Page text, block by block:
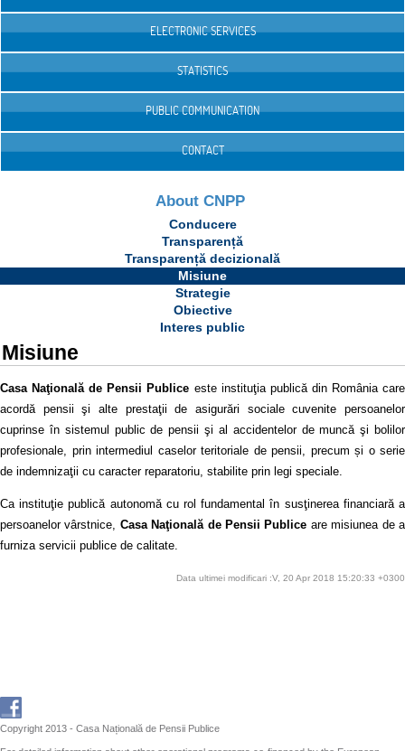
ELECTRONIC SERVICES
STATISTICS
PUBLIC COMMUNICATION
CONTACT
About CNPP
Conducere
Transparență
Transparență decizională
Misiune
Strategie
Obiective
Interes public
Misiune
Casa Naţională de Pensii Publice este instituţia publică din România care
acordă pensii şi alte prestaţii de asigurări sociale cuvenite persoanelor
cuprinse în sistemul public de pensii şi al accidentelor de muncă şi bolilor
profesionale, prin intermediul caselor teritoriale de pensii, precum și o serie
de indemnizaţii cu caracter reparatoriu, stabilite prin legi speciale.
Ca instituţie publică autonomă cu rol fundamental în susţinerea financiară a
persoanelor vârstnice, Casa Naţională de Pensii Publice are misiunea de a
furniza servicii publice de calitate.
Data ultimei modificari :V, 20 Apr 2018 15:20:33 +0300
Copyright 2013 - Casa Națională de Pensii Publice